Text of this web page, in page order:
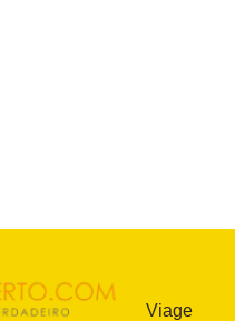
Viage